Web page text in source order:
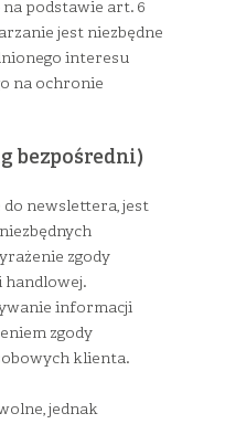
podstawie art. 6
jest niezbędne
interesu
na ochronie
bezpośredni)
do newslettera, jest
zgody
informacji
zgody
klienta.
jednak